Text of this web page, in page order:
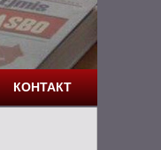
КОНТАКТ